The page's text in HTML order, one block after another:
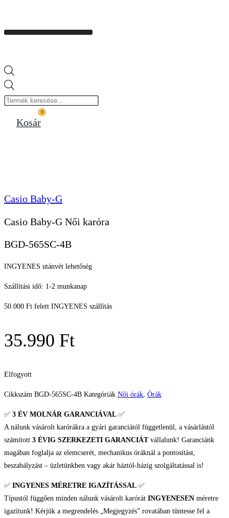
search
0
Kosár
Casio Baby-G
Casio Baby-G Női karóra
BGD-565SC-4B
INGYENES utánvét lehetőség
Szállítási idő: 1-2 munkanap
50.000 Ft felett INGYENES szállítás
35.990 Ft
Elfogyott
Cikkszám BGD-565SC-4B Kategóriák Női órák, Órák
✅ 3 ÉV MOLNÁR GARANCIÁVAL ✅
A nálunk vásárolt karórákra a gyári garanciától függetlenül, a vásárlástól
számított 3 ÉVIG SZERKEZETI GARANCIÁTvállalunk! Garanciánk
magában foglalja az elemcserét, mechanikus óráknál a pontosítást,
beszabályzást – üzletünkben vagy akár háztól-házig szolgáltatással is!
✅ INGYENES MÉRETRE IGAZÍTÁSSAL ✅
Típustól függően minden nálunk vásárolt karórát INGYENESEN méretre
igazítunk! Kérjük a megrendelés „Megjegyzés” rovatában tüntesse fel a